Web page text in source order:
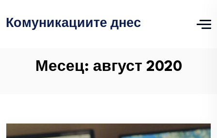
Комуникациите днес
Месец: август 2020